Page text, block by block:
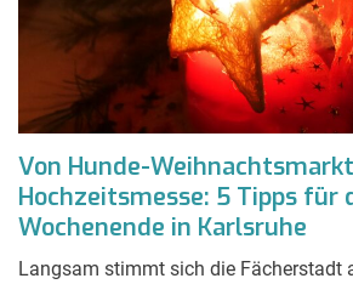
Von Hunde-
Hochzeitsmesse: 5 Tipps für
Wochenende in Karlsruhe
Langsam stimmt sich die Fächerstadt